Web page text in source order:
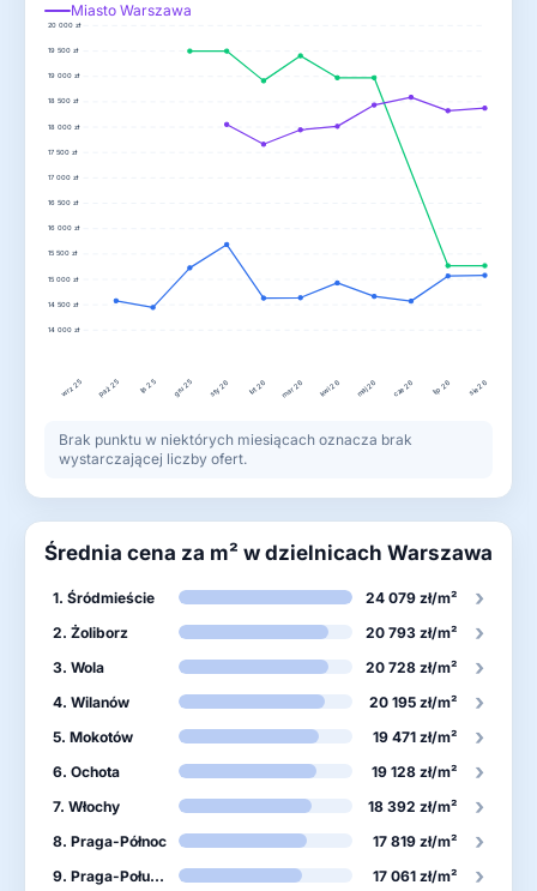
Miasto Warszawa
14 000 zł
14 500 zł
15 000 zł
15 500 zł
16 000 zł
16 500 zł
17 000 zł
17 500 zł
18 000 zł
18 500 zł
19 000 zł
19 500 zł
20 000 zł
wrz 25 paź 25 lis 25 gru 25 sty 26 lut 26 mar 26 kwi 26 maj 26 cze 26 lip 26 sie 26
Brak punktu w niektórych miesiącach oznacza brak
wystarczającej liczby ofert.
Średnia cena za m² w dzielnicach Warszawa
1. Śródmieście 24 079 zł/m² ›
2. Żoliborz 20 793 zł/m² ›
3. Wola 20 728 zł/m² ›
4. Wilanów 20 195 zł/m² ›
5. Mokotów 19 471 zł/m² ›
6. Ochota 19 128 zł/m² ›
7. Włochy 18 392 zł/m² ›
8. Praga-Północ 17 819 zł/m² ›
9. Praga-Południe 17 061 zł/m² ›